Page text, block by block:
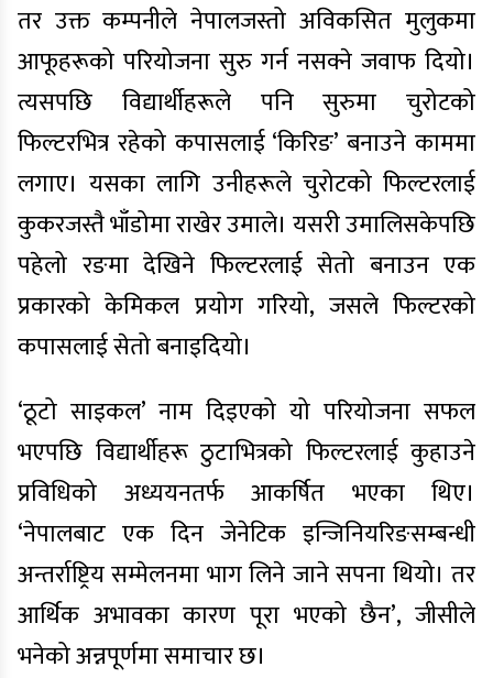
तर उक्त कम्पनीले नेपालजस्तो अविकसित मुलुकमा
आफूहरूको परियोजना सुरु गर्न नसक्ने जवाफ दियो।
त्यसपछि विद्यार्थीहरूले पनि सुरुमा चुरोटको
फिल्टरभित्र रहेको कपासलाई ‘किरिङ’ बनाउने काममा
लगाए। यसका लागि उनीहरूले चुरोटको फिल्टरलाई
कुकरजस्तै भाँडोमा राखेर उमाले। यसरी उमालिसकेपछि
पहेलो रङमा देखिने फिल्टरलाई सेतो बनाउन एक
प्रकारको केमिकल प्रयोग गरियो, जसले फिल्टरको
कपासलाई सेतो बनाइदियो।
‘ठूटो साइकल’ नाम दिइएको यो परियोजना सफल
भएपछि विद्यार्थीहरू ठुटाभित्रको फिल्टरलाई कुहाउने
प्रविधिको अध्ययनतर्फ आकर्षित भएका थिए।
‘नेपालबाट एक दिन जेनेटिक इन्जिनियरिङसम्बन्धी
अन्तर्राष्ट्रिय सम्मेलनमा भाग लिने जाने सपना थियो। तर
आर्थिक अभावका कारण पूरा भएको छैन’, जीसीले
भनेको अन्नपूर्णमा समाचार छ।